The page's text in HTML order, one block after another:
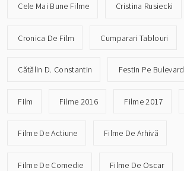
Cele Mai Bune Filme Cristina Rusiecki
Cronica De Film Cumparari Tablouri
Cătălin D. Constantin Festin Pe Bulevard
Film Filme 2016 Filme 2017
Filme De Actiune Filme De Arhivă
Filme De Comedie Filme De Oscar